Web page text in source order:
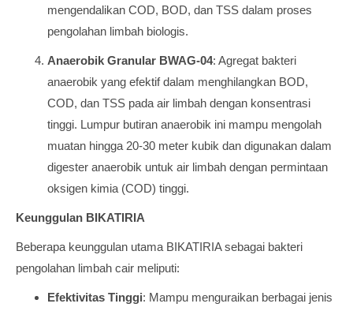
mengendalikan COD, BOD, dan TSS dalam proses
pengolahan limbah biologis.
Anaerobik Granular BWAG-04: Agregat bakteri
anaerobik yang efektif dalam menghilangkan BOD,
COD, dan TSS pada air limbah dengan konsentrasi
tinggi. Lumpur butiran anaerobik ini mampu mengolah
muatan hingga 20-30 meter kubik dan digunakan dalam
digester anaerobik untuk air limbah dengan permintaan
oksigen kimia (COD) tinggi.
Keunggulan BIKATIRIA
Beberapa keunggulan utama BIKATIRIA sebagai bakteri
pengolahan limbah cair meliputi:
Efektivitas Tinggi: Mampu menguraikan berbagai jenis